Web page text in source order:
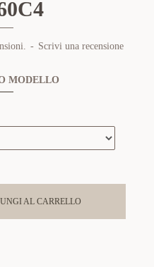
- Scrivi una recensione
MODELLO
AL CARRELLO